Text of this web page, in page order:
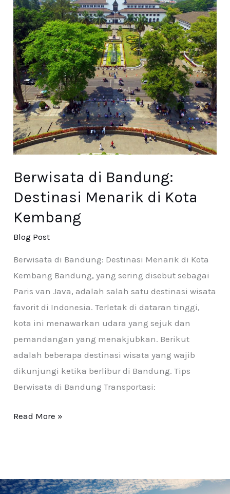
Berwisata di Bandung:
Destinasi Menarik di Kota
Kembang
Blog Post
Berwisata di Bandung: Destinasi Menarik di Kota
Kembang Bandung, yang sering disebut sebagai
Paris van Java, adalah salah satu destinasi wisata
favorit di Indonesia. Terletak di dataran tinggi,
kota ini menawarkan udara yang sejuk dan
pemandangan yang menakjubkan. Berikut
adalah beberapa destinasi wisata yang wajib
dikunjungi ketika berlibur di Bandung. Tips
Berwisata di Bandung Transportasi:
Destinasi
Menarik
di
Kota
Kembang
Read More »